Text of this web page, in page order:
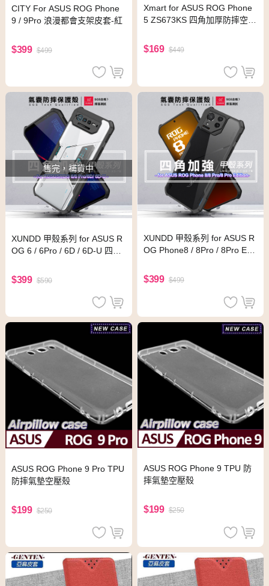
CITY For ASUS ROG Phone
9 / 9Pro 浪漫都會支架皮套-紅
$399 $499
Xmart for ASUS ROG Phone
5 ZS673KS 四角加厚防摔空壓
$169 $449
售完，補貨中
XUNDD 甲殼系列 for ASUS R
OG 6 / 6Pro / 6D / 6D-U 四角
$399 $590
XUNDD 甲殼系列 for ASUS R
OG Phone8 / 8Pro / 8Pro Edit
$399 $499
ASUS ROG Phone 9 Pro TPU
防摔氣墊空壓殼
$199 $250
ASUS ROG Phone 9 TPU 防
摔氣墊空壓殼
$199 $250